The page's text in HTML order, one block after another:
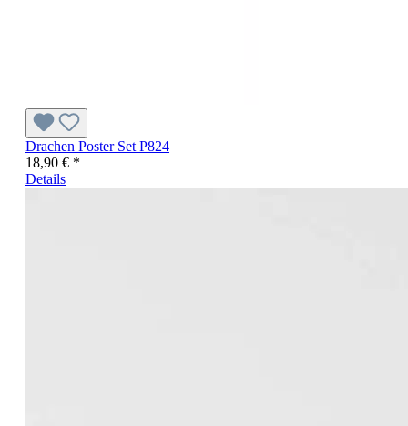
Drachen Poster Set P824
18,90 € *
Details